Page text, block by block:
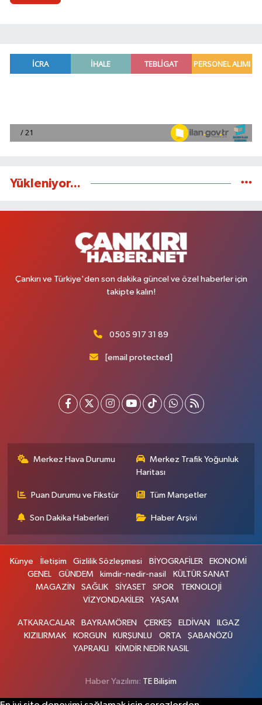
Yükleniyor...
Çankırı ve Türkiye'den son dakika güncel ve özel haberler için
takipte kalın!
0505 917 31 89
[email protected]
Merkez Hava Durumu
Merkez Trafik Yoğunluk
Haritası
Puan Durumu ve Fikstür Tüm Manşetler
Son Dakika Haberleri Haber Arşivi
Künye İletişim Gizlilik Sözleşmesi BİYOGRAFİLER
EKONOMİ
GENEL
GÜNDEM kimdir-nedir-nasil
KÜLTÜR SANAT
MAGAZİN
SAĞLIK SİYASET SPOR
TEKNOLOJİ
VİZYONDAKİLER
YAŞAM
ATKARACALAR BAYRAMÖREN ÇERKEŞ ELDİVAN
ILGAZ
KIZILIRMAK
KORGUN KURŞUNLU ORTA
ŞABANÖZÜ
YAPRAKLI
KİMDİR NEDİR NASIL
Haber Yazılımı: TE Bilişim